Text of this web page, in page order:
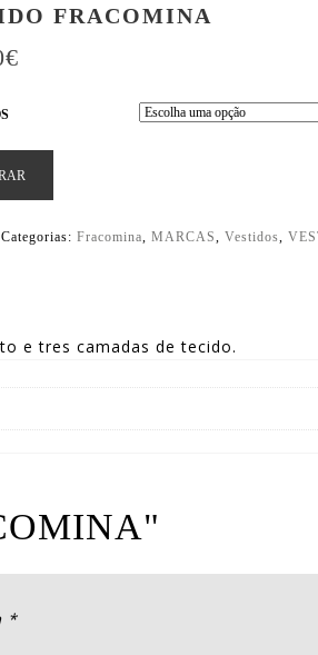
FRACOMINA
€
Categorias: Fracomina, MARCAS, Vestidos,
e tres camadas de tecido.
*